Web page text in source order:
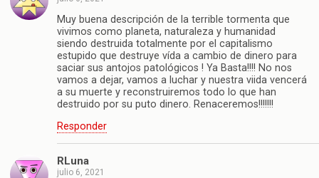
Muy buena descripción de la terrible tormenta que
vivimos como planeta, naturaleza y humanidad
siendo destruida totalmente por el capitalismo
estupido que destruye vída a cambio de dinero para
saciar sus antojos patológicos ! Ya Basta!!!! No nos
vamos a dejar, vamos a luchar y nuestra viida vencerá
a su muerte y reconstruiremos todo lo que han
destruido por su puto dinero. Renaceremos!!!!!!!
Responder
RLuna
julio 6, 2021